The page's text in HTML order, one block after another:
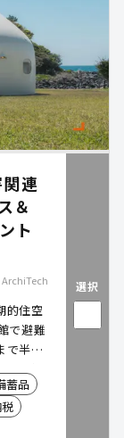
治体
連
＆
ト
ArchiTech
的住空
で避難
で半
く続
ない
革新
・大
蓄品
選択